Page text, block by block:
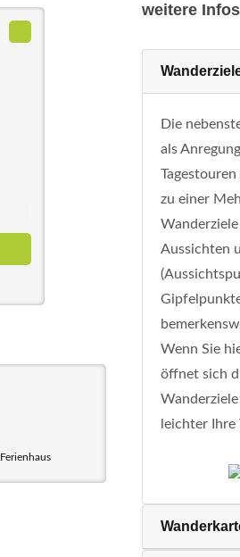
Ferienhaus
weitere
Die
als
zu einer
Aussichten
Wenn Sie
öffnet sich
leichter Ihre